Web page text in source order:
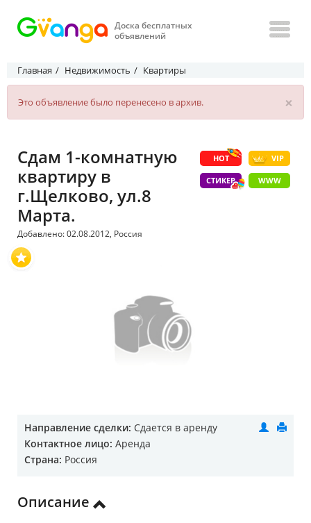
Доска бесплатных
объявлений
Главная Недвижимость Квартиры
×
Это объявление было перенесено в архив.
HOT VIP
СТИКЕР WWW
Сдам 1-комнатную
квартиру в
г.Щелково, ул.8
Марта.
Добавлено: 02.08.2012, Россия
Направление сделки: Сдается в аренду
Контактное лицо: Аренда
Страна: Россия
Описание